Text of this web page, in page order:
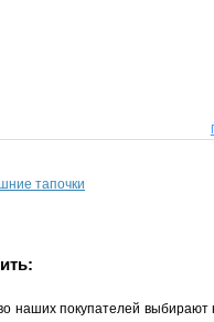
тапочки
наших покупателей